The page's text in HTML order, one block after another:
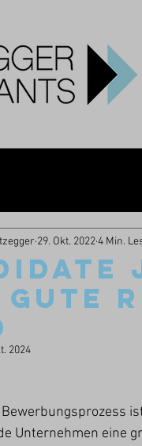
29. Okt. 20224 Min.
2024
Unternehmen eine